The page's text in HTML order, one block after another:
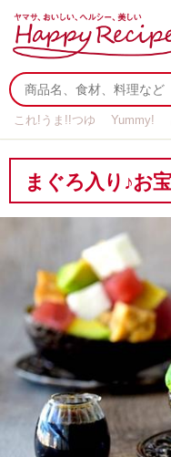
これ!うま!!つゆ Yummy!
まぐろ入り♪お